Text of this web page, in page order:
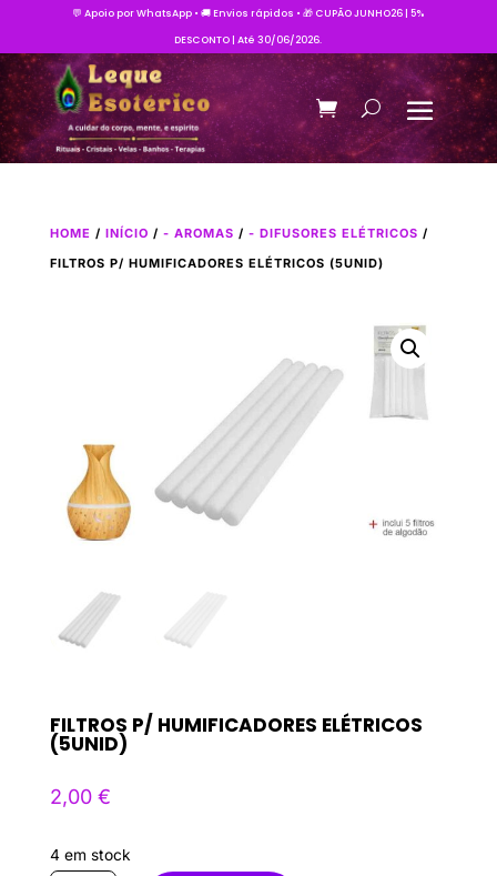
💬 Apoio por WhatsApp • 🚚 Envios rápidos • 🎁 CUPÃO JUNHO26 | 5%
DESCONTO | Até 30/06/2026.
HOME / INÍCIO / - AROMAS / - DIFUSORES ELÉTRICOS /
FILTROS P/ HUMIFICADORES ELÉTRICOS (5UNID)
FILTROS P/ HUMIFICADORES ELÉTRICOS
(5UNID)
2,00 €
4 em stock